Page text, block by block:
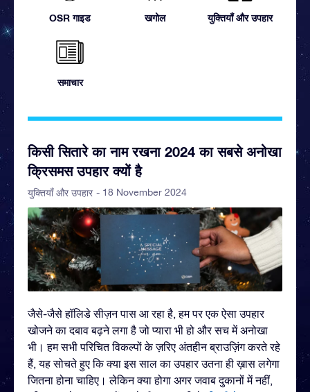
OSR गाइड खगोल युक्तियाँ और उपहार
समाचार
किसी सितारे का नाम रखना 2024 का सबसे अनोखा
क्रिसमस उपहार क्यों है
युक्तियाँ और उपहार - 18 November 2024
जैसे-जैसे हॉलिडे सीज़न पास आ रहा है, हम पर एक ऐसा उपहार
खोजने का दबाव बढ़ने लगा है जो प्यारा भी हो और सच में अनोखा
भी। हम सभी परिचित विकल्पों के ज़रिए अंतहीन ब्राउज़िंग करते रहे
हैं, यह सोचते हुए कि क्या इस साल का उपहार उतना ही ख़ास लगेगा
जितना होना चाहिए। लेकिन क्या होगा अगर जवाब दुकानों में नहीं,